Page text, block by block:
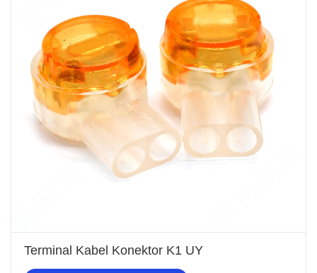
Terminal Kabel Konektor K1 UY